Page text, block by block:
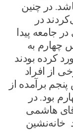
در چنین
در
جامعه پیدا
چهارم به
کرده بودند
از افراد
پنجم برآمده از
بود. در
هاشمی
خانه‌نشین